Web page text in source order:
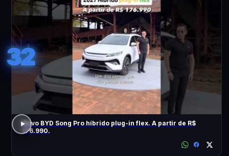
32
Novo BYD Song Pro híbrido plug-in flex. A partir de R$
176.990.